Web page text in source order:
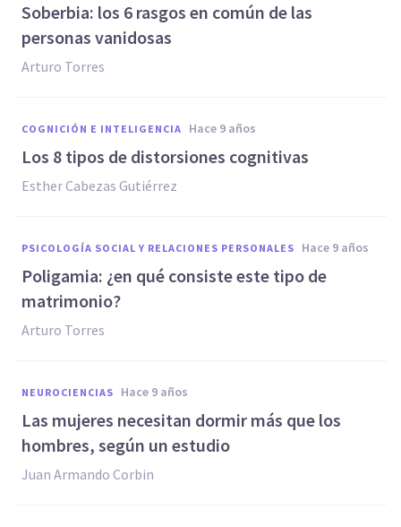
​Soberbia: los 6 rasgos en común de las
personas vanidosas
Arturo Torres
COGNICIÓN E INTELIGENCIA hace 9 años
Los 8 tipos de distorsiones cognitivas
Esther Cabezas Gutiérrez
PSICOLOGÍA SOCIAL Y RELACIONES PERSONALES hace 9 años
Poligamia: ¿en qué consiste este tipo de
matrimonio?
Arturo Torres
NEUROCIENCIAS hace 9 años
​Las mujeres necesitan dormir más que los
hombres, según un estudio
Juan Armando Corbin